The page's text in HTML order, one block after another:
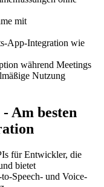
mit
App-Integration wie
während Meetings
Nutzung
Am besten
für Entwickler, die
bietet
Speech- und Voice-